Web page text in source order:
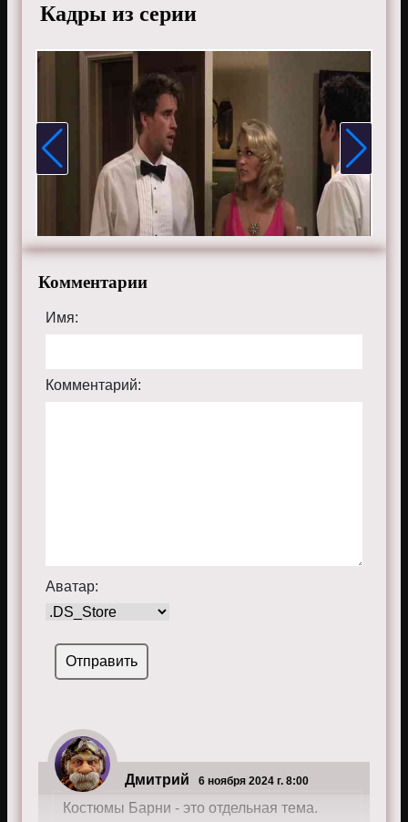
Кадры из серии
Комментарии
Имя:
Комментарий:
Аватар:
Дмитрий 6 ноября 2024 г. 8:00
Костюмы Барни - это отдельная тема.